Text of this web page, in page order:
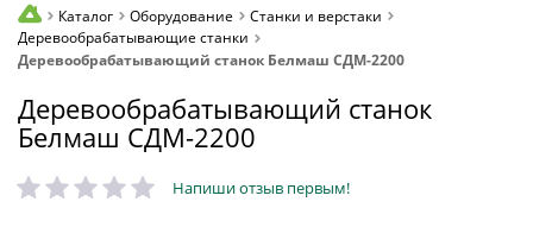
Каталог Оборудование
Станки и верстаки
Деревообрабатывающие станки
Деревообрабатывающий станок Белмаш СДМ-2200
Деревообрабатывающий станок
Белмаш СДМ-2200
Напиши отзыв первым!